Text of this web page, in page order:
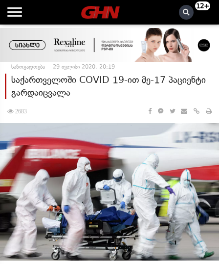
12+
საზოგადოება 29 ივლისი 2020, 20:19
საქართველოში COVID 19-ით მე-17 პაციენტი
გარდაიცვალა
2683